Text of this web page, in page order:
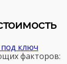
ключ
факторов: